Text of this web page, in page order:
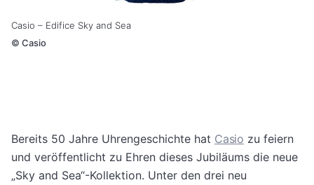
Casio – Edifice Sky and Sea
© Casio
Bereits 50 Jahre Uhrengeschichte hat Casio zu feiern
und veröffentlicht zu Ehren dieses Jubiläums die neue
„Sky and Sea“-Kollektion. Unter den drei neu